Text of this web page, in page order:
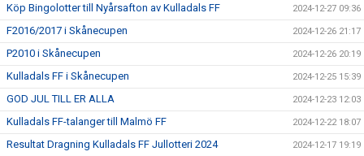
Köp Bingolotter till Nyårsafton av Kulladals FF 2024-12-27 09:36
F2016/2017 i Skånecupen 2024-12-26 21:17
P2010 i Skånecupen 2024-12-26 20:19
Kulladals FF i Skånecupen 2024-12-25 15:39
GOD JUL TILL ER ALLA 2024-12-23 12:03
Kulladals FF-talanger till Malmö FF 2024-12-22 18:07
Resultat Dragning Kulladals FF Jullotteri 2024 2024-12-17 19:19